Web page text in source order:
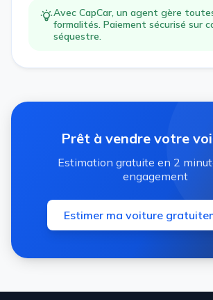
Avec CapCar, un agent gère
formalités. Paiement sécurisé sur
séquestre.
Prêt à vendre votre
Estimation gratuite en 2
engagement
Estimer ma voiture